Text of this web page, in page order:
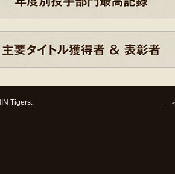
Tigers.